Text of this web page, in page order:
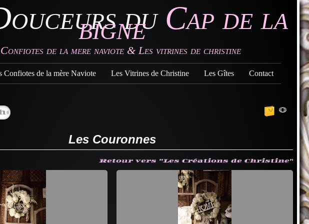
duCap de la
bigne
de la mere naviote & Les vitrines de christine
Confiotes de la mère Naviote Les Vitrines de Christine Les Gîtes Contact
0
Les Couronnes
Retour vers "Les Créations de Christine"